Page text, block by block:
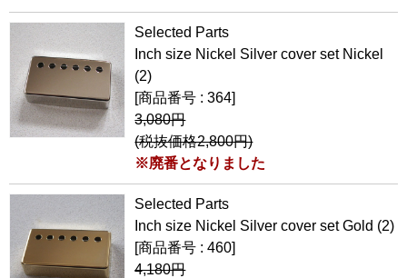
Selected Parts
Inch size Nickel Silver cover set Nickel
(2)
[商品番号 : 364]
3,080円
(税抜価格2,800円)
※廃番となりました
Selected Parts
Inch size Nickel Silver cover set Gold (2)
[商品番号 : 460]
4,180円